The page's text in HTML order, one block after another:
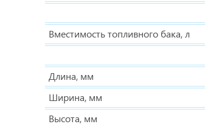
Вместимость топливного бака, л
Длина, мм
Ширина, мм
Высота, мм